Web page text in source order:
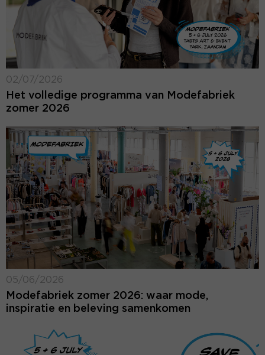
02/07/2026
Het volledige programma van Modefabriek
zomer 2026
05/06/2026
Modefabriek zomer 2026: waar mode,
inspiratie en beleving samenkomen